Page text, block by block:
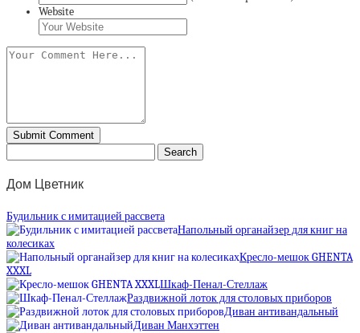
Website
Дом Цветник
Будильник с имитацией рассвета
Напольный органайзер для книг на
колесиках
Кресло-мешок GHENTA
XXXL
Шкаф-Пенал-Стеллаж
Раздвижной лоток для столовых приборов
Диван антивандальный
Диван Манхэттен